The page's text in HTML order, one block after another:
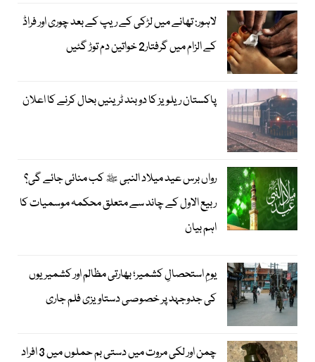
لاہور: تھانے میں لڑکی کے ریپ کے بعد چوری اور فراڈ
کے الزام میں گرفتار2 خواتین دم توڑ گئیں
پاکستان ریلویز کا دو بند ٹرینیں بحال کرنے کا اعلان
رواں برس عید میلاد النبی ﷺ کب منائی جائے گی؟
ربیع الاول کے چاند سے متعلق محکمہ موسمیات کا
اہم بیان
یومِ استحصالِ کشمیر؛ بھارتی مظالم اور کشمیریوں
کی جدوجہد پر خصوصی دستاویزی فلم جاری
چمن اور لکی مروت میں دستی بم حملوں میں 3 افراد